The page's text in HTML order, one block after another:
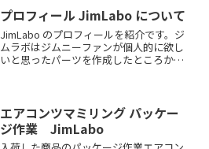
しますインナードアハンドル ボルトカラ
ーRead more．．
プロフィール JimLabo について
JimLabo のプロフィールを紹介です。ジ
ムラボはジムニーファンが個人的に欲し
いと思ったパーツを作成したところから
をラインナRead more．．
エアコンツマミリング パッケー
ジ作業 JimLabo